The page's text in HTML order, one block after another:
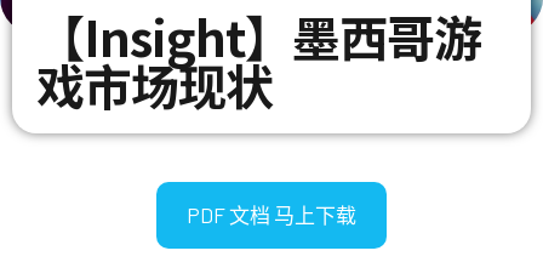
【Insight】墨西哥游
戏市场现状
PDF 文档 马上下载